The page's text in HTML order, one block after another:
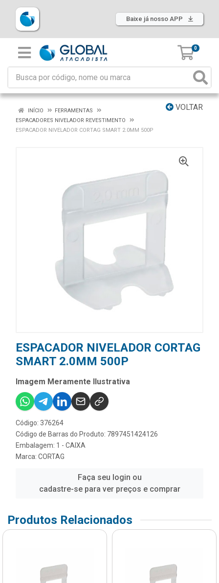
Baixe já nosso APP
0
VOLTAR
INÍCIO
FERRAMENTAS
ESPACADORES NIVELADOR REVESTIMENTO
ESPACADOR NIVELADOR CORTAG SMART 2.0MM 500P
ESPACADOR NIVELADOR CORTAG
SMART 2.0MM 500P
Imagem Meramente Ilustrativa
Código: 376264
Código de Barras do Produto: 7897451424126
Embalagem: 1 - CAIXA
Marca: CORTAG
Faça seu login ou
cadastre-se para ver preços e comprar
Produtos Relacionados